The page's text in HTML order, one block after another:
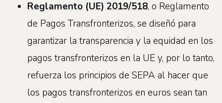
Reglamento (UE) 2019/518, o Reglamento
de Pagos Transfronterizos, se diseñó para
garantizar la transparencia y la equidad en los
pagos transfronterizos en la UE y, por lo tanto,
refuerza los principios de SEPA al hacer que
los pagos transfronterizos en euros sean tan